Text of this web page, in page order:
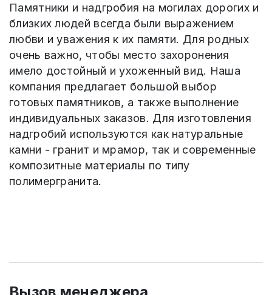
Памятники и надгробия на могилах дорогих и
близких людей всегда были выражением
любви и уважения к их памяти. Для родных
очень важно, чтобы место захоронения
имело достойный и ухоженный вид. Наша
компания предлагает большой выбор
готовых памятников, а также выполнение
индивидуальных заказов. Для изготовления
надгробий используются как натуральные
камни - гранит и мрамор, так и современные
композитные материалы по типу
полимергранита.